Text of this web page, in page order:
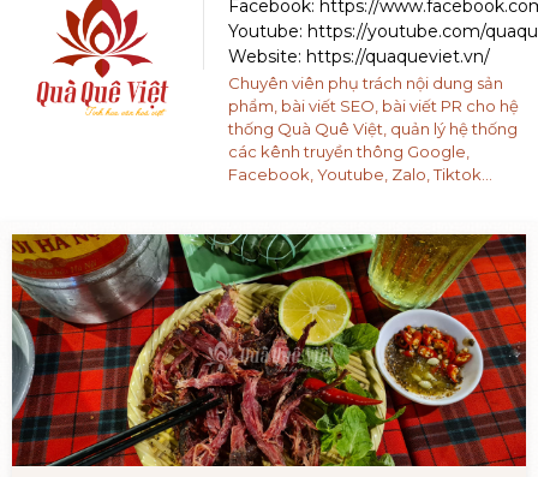
Facebook: https://
Youtube: https://youtube.com/
Website: https://quaqueviet.vn/
Chuyên viên phụ trách nội dung sản
phẩm, bài viết SEO, bài viết PR cho hệ
thống Quà Quê Việt, quản lý hệ thống
các kênh truyền thông Google,
Facebook, Youtube, Zalo, Tiktok...